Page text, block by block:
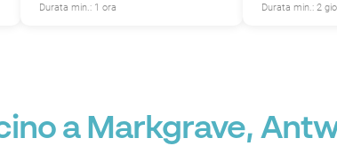
Durata min.: 1 ora
Durata min.: 2
a Markgrave,